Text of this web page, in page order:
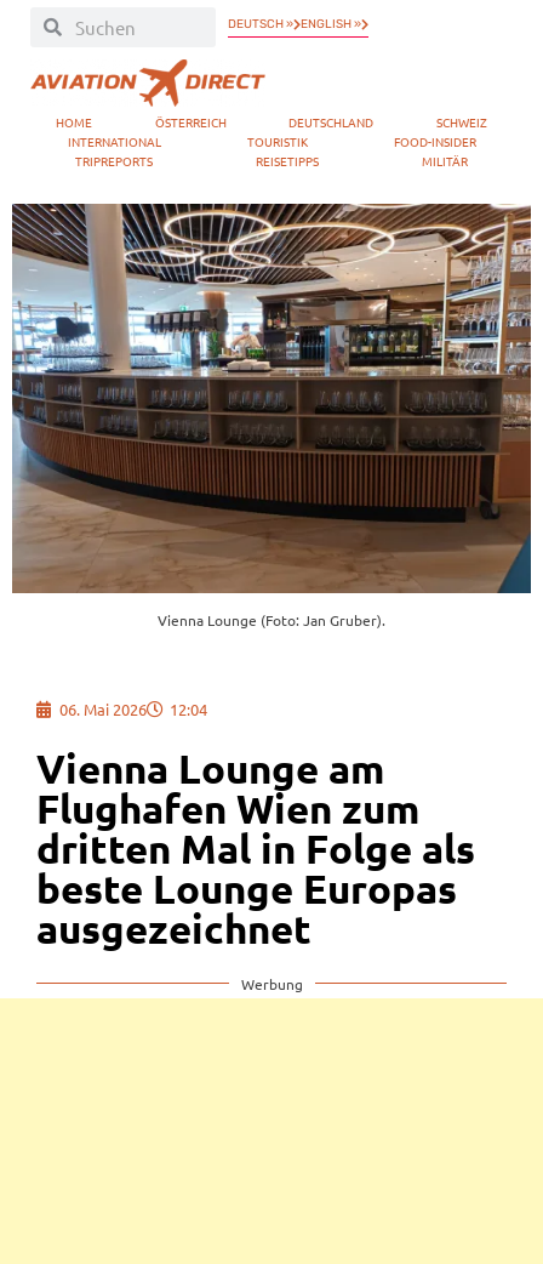
DEUTSCH » ENGLISH »
HOME ÖSTERREICH DEUTSCHLAND
SCHWEIZ
INTERNATIONAL
TOURISTIK
FOOD-INSIDER
TRIPREPORTS
REISETIPPS MILITÄR
Vienna Lounge (Foto: Jan Gruber).
06. Mai 2026 12:04
Vienna Lounge am
Flughafen Wien zum
dritten Mal in Folge als
beste Lounge Europas
ausgezeichnet
Werbung